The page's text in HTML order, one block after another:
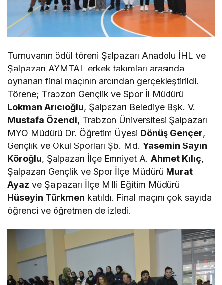
Turnuvanın ödül töreni Şalpazarı Anadolu İHL ve
Şalpazarı AYMTAL erkek takımları arasında
oynanan final maçının ardından gerçekleştirildi.
Törene; Trabzon Gençlik ve Spor İl Müdürü
Lokman Arıcıoğlu, Şalpazarı Belediye Bşk. V.
Mustafa Özendi, Trabzon Üniversitesi Şalpazarı
MYO Müdürü Dr. Öğretim Üyesi Dönüş Gençer,
Gençlik ve Okul Sporları Şb. Md.Yasemin Sayın
Köroğlu, Şalpazarı İlçe Emniyet A.Ahmet Kılıç,
Şalpazarı Gençlik ve Spor İlçe Müdürü Murat
Ayaz ve Şalpazarı İlçe Milli Eğitim Müdürü
Hüseyin Türkmen katıldı. Final maçını çok sayıda
öğrenci ve öğretmen de izledi.